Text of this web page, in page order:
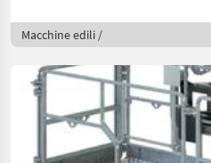
Macchine edili /